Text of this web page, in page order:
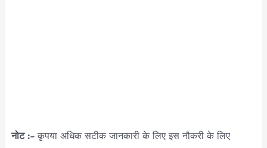
नोट :-कृपया अधिक सटीक जानकारी के लिए इस नौकरी के लिए